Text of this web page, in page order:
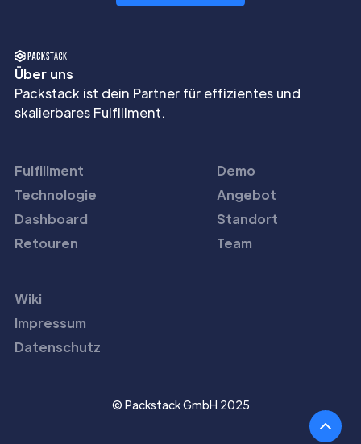
Über uns
Packstack ist dein Partner für effizientes und
skalierbares Fulfillment.
Fulfillment
Technologie
Dashboard
Retouren
Demo
Angebot
Standort
Team
Wiki
Impressum
Datenschutz
© Packstack GmbH 2025